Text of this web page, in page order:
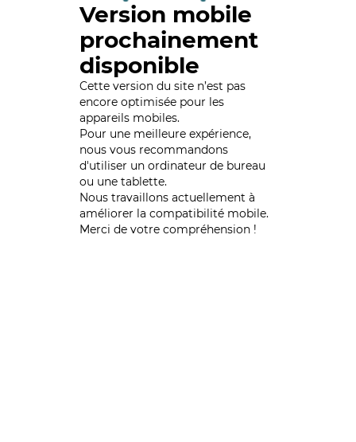
Version mobile
prochainement
disponible
Cette version du site n’est pas
encore optimisée pour les
appareils mobiles.
Pour une meilleure expérience,
nous vous recommandons
d'utiliser un ordinateur de bureau
ou une tablette.
Nous travaillons actuellement à
améliorer la compatibilité mobile.
Merci de votre compréhension !